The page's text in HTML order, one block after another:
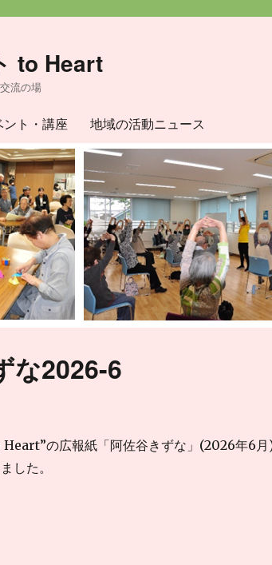
to Heart
流の場
ント・講座 地域の活動ニュース
な2026-6
Heart”の広報紙「阿佐谷きずな」(2026年6
した。